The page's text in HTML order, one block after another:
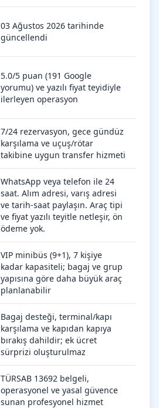
03 Ağustos 2026 tarihinde
güncellendi
5.0/5 puan (191 Google
yorumu) ve yazılı fiyat teyidiyle
ilerleyen operasyon
7/24 rezervasyon, gece gündüz
karşılama ve uçuş/rötar
takibine uygun transfer hizmeti
WhatsApp veya telefon ile 24
saat. Alım adresi, varış adresi
ve tarih-saat paylaşın. Araç tipi
ve fiyat yazılı teyitle netleşir, ön
ödeme yok.
VIP minibüs (9+1), 7 kişiye
kadar kapasiteli; bagaj ve grup
yapısına göre daha büyük araç
planlanabilir
Bagaj desteği, terminal/kapı
karşılama ve kapıdan kapıya
bırakış dahildir; ek ücret
sürprizi oluşturulmaz
TÜRSAB 13692 belgeli,
operasyonel ve yasal güvence
sunan profesyonel hizmet